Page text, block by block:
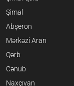
Şimal
Abşeron
Mərkəzi Aran
Qərb
Cənub
Naxçıvan